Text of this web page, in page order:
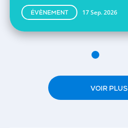
ÉVÈNEMENT 17 Sep. 2026
VOIR PLUS